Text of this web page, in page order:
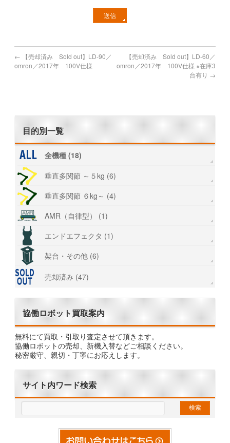
← 【売却済み Sold out】LD-90／
omron／2017年 100V仕様
【売却済み Sold out】LD-60／
omron／2017年 100V仕様 ※在庫3
台有り →
目的別一覧
全機種 (18)
垂直多関節 ～５kg (6)
垂直多関節 ６kg～ (4)
AMR（自律型） (1)
エンドエフェクタ (1)
架台・その他 (6)
売却済み (47)
協働ロボット買取案内
無料にて買取・引取り査定させて頂きます。
協働ロボットの売却、新機入替などご相談ください。
秘密厳守、親切・丁寧にお応えします。
サイト内ワード検索